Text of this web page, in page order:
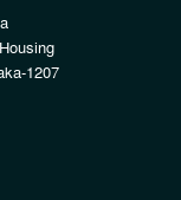
1207